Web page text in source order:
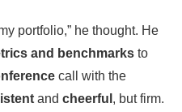
portfolio,” he thought. He
and benchmarks to
call with the
and cheerful , but firm.